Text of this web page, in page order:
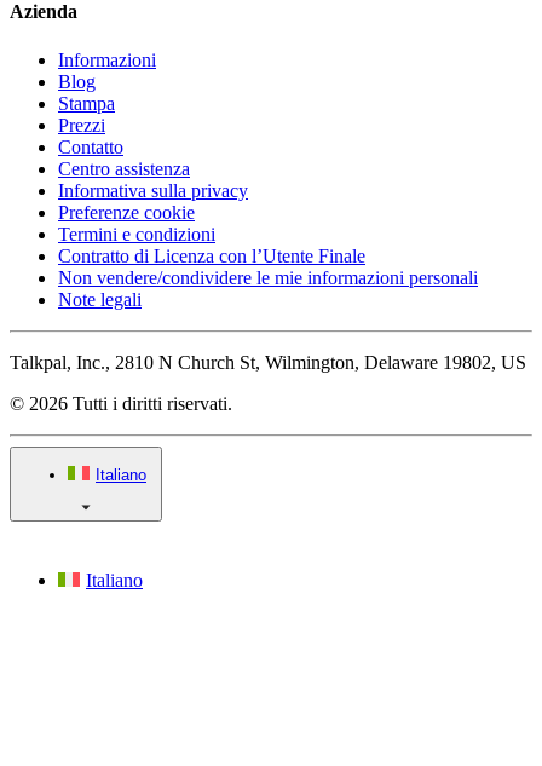
Azienda
Informazioni
Blog
Stampa
Prezzi
Contatto
Centro assistenza
Informativa sulla privacy
Preferenze cookie
Termini e condizioni
Contratto di Licenza con l’Utente Finale
Non vendere/condividere le mie informazioni personali
Note legali
Talkpal, Inc., 2810 N Church St, Wilmington, Delaware 19802, US
© 2026 Tutti i diritti riservati.
Italiano
Italiano